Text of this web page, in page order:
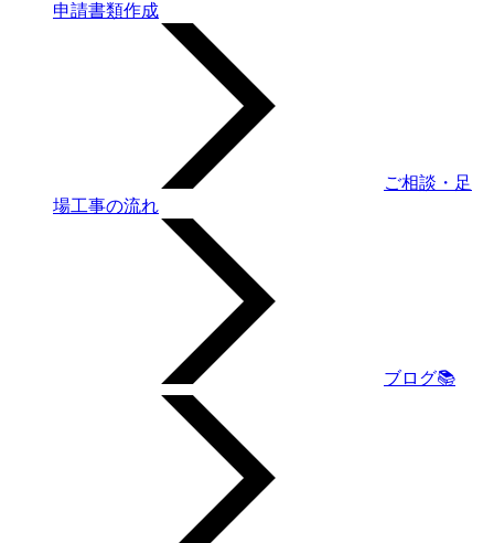
申請書類作成
ご相談・足
場工事の流れ
ブログ📚